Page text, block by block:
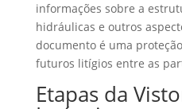
informações sobre a
hidráulicas e outros
documento é uma
futuros litígios entre as
Etapas da